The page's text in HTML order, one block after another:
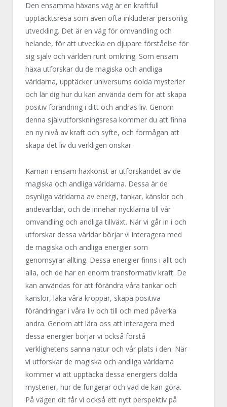
Den ensamma häxans väg är en kraftfull
upptäcktsresa som även ofta inkluderar personlig
utveckling. Det är en väg för omvandling och
helande, för att utveckla en djupare förståelse för
sig själv och världen runt omkring. Som ensam
häxa utforskar du de magiska och andliga
världarna, upptäcker universums dolda mysterier
och lär dig hur du kan använda dem för att skapa
positiv förändring i ditt och andras liv. Genom
denna självutforskningsresa kommer du att finna
en ny nivå av kraft och syfte, och förmågan att
skapa det liv du verkligen önskar.
Kärnan i ensam häxkonst är utforskandet av de
magiska och andliga världarna. Dessa är de
osynliga världarna av energi, tankar, känslor och
andevärldar, och de innehar nycklarna till vår
omvandling och andliga tillväxt. När vi går in i och
utforskar dessa världar börjar vi interagera med
de magiska och andliga energier som
genomsyrar allting. Dessa energier finns i allt och
alla, och de har en enorm transformativ kraft. De
kan användas för att förändra våra tankar och
känslor, läka våra kroppar, skapa positiva
förändringar i våra liv och till och med påverka
andra. Genom att lära oss att interagera med
dessa energier börjar vi också förstå
verklighetens sanna natur och vår plats i den. När
vi utforskar de magiska och andliga världarna
kommer vi att upptäcka dessa energiers dolda
mysterier, hur de fungerar och vad de kan göra.
På vägen dit får vi också ett nytt perspektiv på